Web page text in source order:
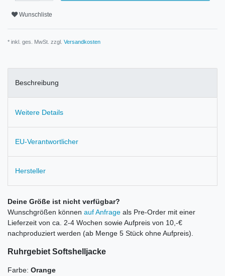
Wunschliste
* inkl. ges. MwSt. zzgl. Versandkosten
Beschreibung
Weitere Details
EU-Verantwortlicher
Hersteller
Deine Größe ist nicht verfügbar?
Wunschgrößen können auf Anfrage als Pre-Order mit einer
Lieferzeit von ca. 2-4 Wochen sowie Aufpreis von 10,-€
nachproduziert werden (ab Menge 5 Stück ohne Aufpreis).
Ruhrgebiet Softshelljacke
Farbe: Orange